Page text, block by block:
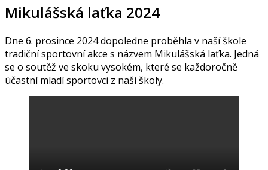
Mikulášská laťka 2024
Dne 6. prosince 2024 dopoledne proběhla v naší škole
tradiční sportovní akce s názvem Mikulášská laťka. Jedná
se o soutěž ve skoku vysokém, které se každoročně
účastní mladí sportovci z naší školy.